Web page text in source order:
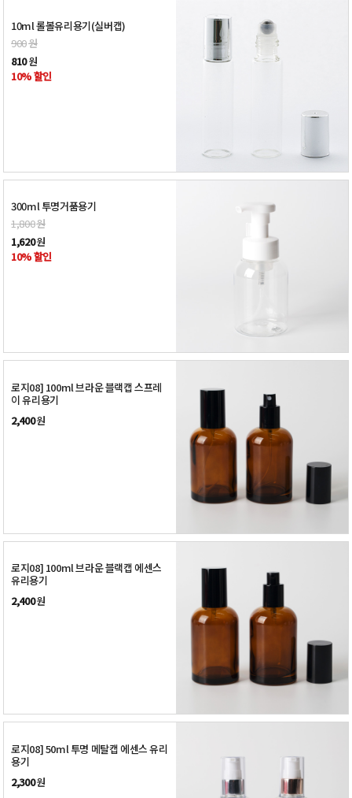
10ml 롤볼유리용기(실버캡)
900원
810원
10% 할인
300ml 투명거품용기
1,800원
1,620원
10% 할인
로지08] 100ml 브라운 블랙캡 스프레
이 유리용기
2,400원
로지08] 100ml 브라운 블랙캡 에센스
유리용기
2,400원
로지08] 50ml 투명 메탈캡 에센스 유리
용기
2,300원